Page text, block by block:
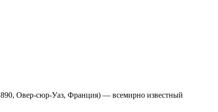
Овер-сюр-Уаз, Франция) — всемирно известный